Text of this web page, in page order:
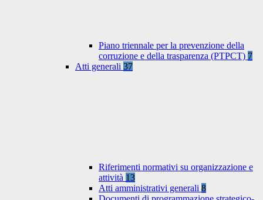
Piano triennale per la prevenzione della
corruzione e della trasparenza (PTPCT) 7
Atti generali 37
Riferimenti normativi su organizzazione e
attività 13
Atti amministrativi generali 8